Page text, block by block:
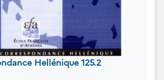
Hellénique 125.2